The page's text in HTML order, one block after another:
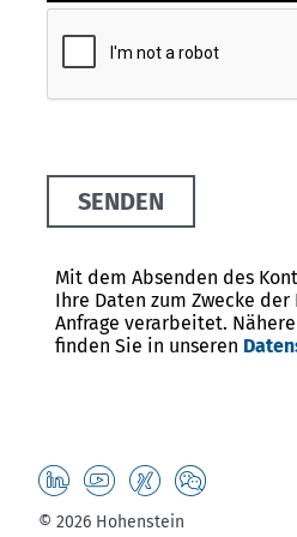
© 2026 Hohenstein